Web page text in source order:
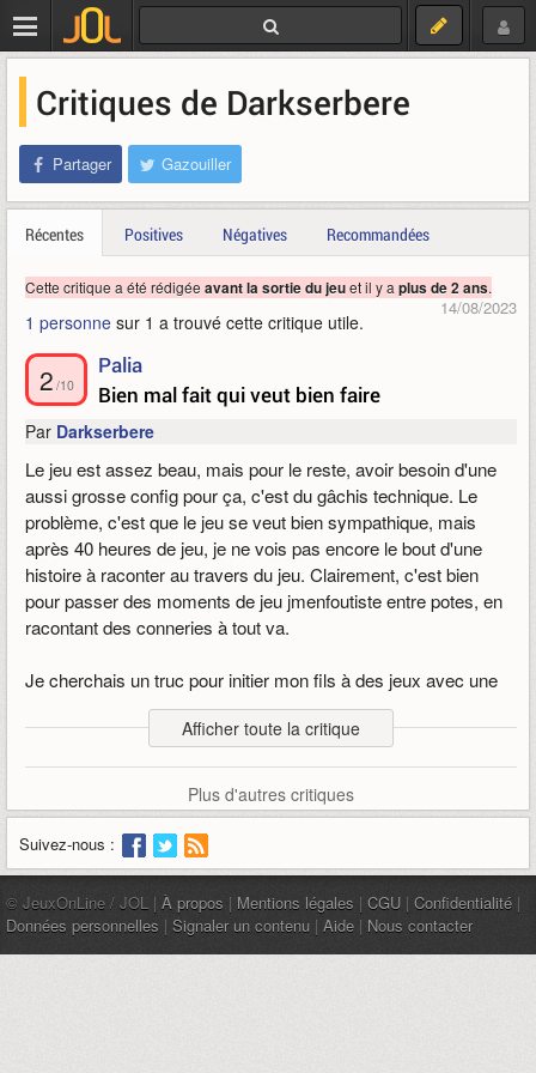
Critiques de Darkserbere
Partager Gazouiller
Récentes Positives Négatives Recommandées
14/08/2023
Cette critique a été rédigée avant la sortie du jeuet il y a plus de 2 ans.
1 personne sur 1 a trouvé cette critique utile.
2 /10
Palia
Bien mal fait qui veut bien faire
Par Darkserbere
Le jeu est assez beau, mais pour le reste, avoir besoin d'une
aussi grosse config pour ça, c'est du gâchis technique. Le
problème, c'est que le jeu se veut bien sympathique, mais
après 40 heures de jeu, je ne vois pas encore le bout d'une
histoire à raconter au travers du jeu. Clairement, c'est bien
pour passer des moments de jeu jmenfoutiste entre potes, en
racontant des conneries à tout va.
Je cherchais un truc pour initier mon fils à des jeux avec une
histoire dans le style deDOFUS, qui pour moi est devenu trop
compliqué à jouer pour un enfant de 8 à 10 ans, et j'ai pensé
Le système est aussi bien mal foutu. On collecte, on
et... on ne peut pas vendre les objets fabriqués exceptés la
bouffe. Donc, soit tu poses, soit tu détruits. C'est donc inutile
decrafter à part pour faire monter tonniveau et perdre ton
temps. C'est donc un jeu "perte de temps". Bien heureux celui
Afficher toute la critique
Plus d'autres critiques
Suivez-nous :
© JeuxOnLine / JOL | À propos | Mentions légales | CGU | Confidentialité |
Données personnelles | Signaler un contenu | Aide | Nous contacter